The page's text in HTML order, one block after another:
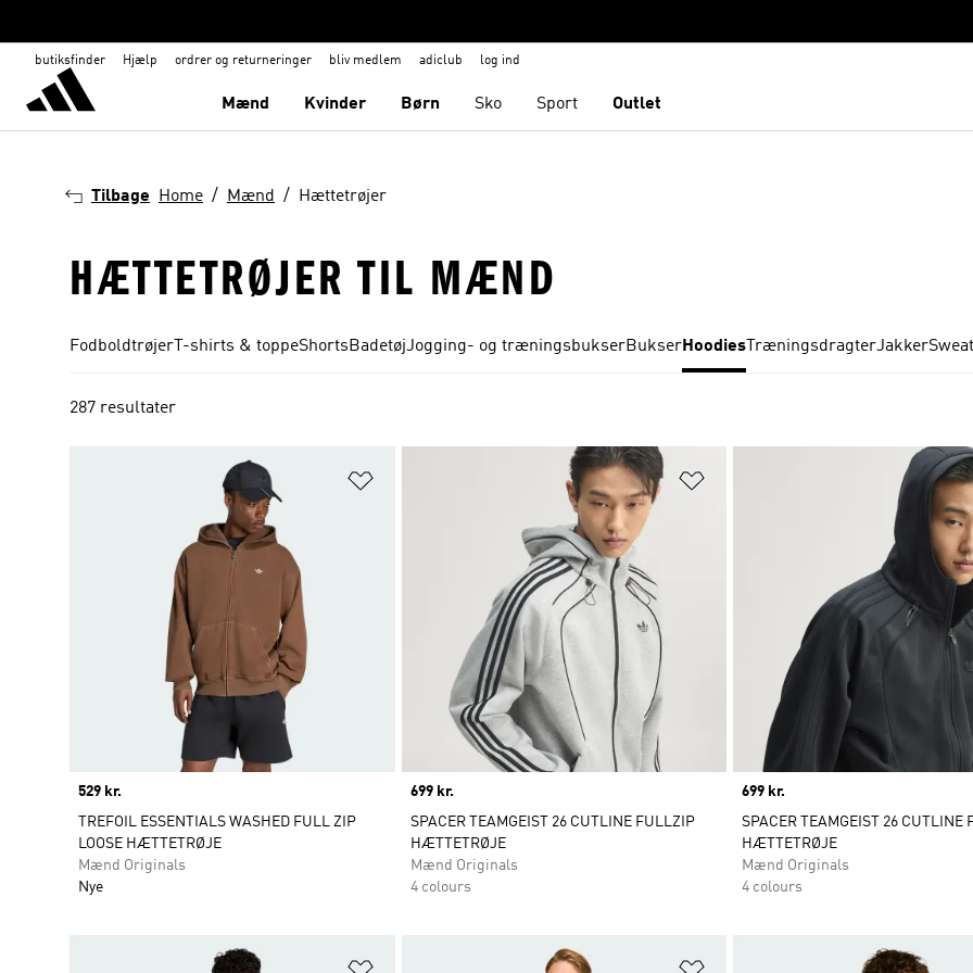
butiksfinder Hjælp ordrer og returneringer bliv medlem adiclub log ind
Mænd Kvinder Børn Sko Sport Outlet
Tilbage Home Mænd Hættetrøjer
HÆTTETRØJER TIL MÆND
Fodboldtrøjer T-shirts & toppeShortsBadetøjJogging- og træningsbukserBukserHoodies TræningsdragterJakker
287 resultater
Price
529 kr.
TREFOIL ESSENTIALS WASHED FULL ZIP
LOOSE HÆTTETRØJE
Mænd Originals
Nye
Price
699 kr.
SPACER TEAMGEIST 26 CUTLINE FULLZIP
HÆTTETRØJE
Mænd Originals
4 colours
Price
699 kr.
SPACER TEAMGEIST 26 CUTLINE
HÆTTETRØJE
Mænd Originals
4 colours